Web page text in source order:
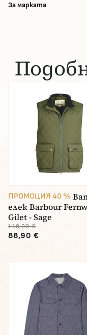
За марката
ПРОМОЦИЯ 40 %
елек Barbour
Gilet - Sage
149,90 €
88,90 €